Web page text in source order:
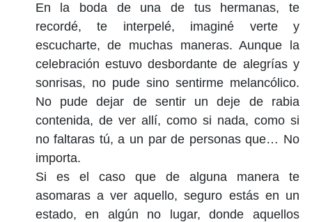
En la boda de una de tus hermanas, te
recordé, te interpelé, imaginé verte y
escucharte, de muchas maneras. Aunque la
celebración estuvo desbordante de alegrías y
sonrisas, no pude sino sentirme melancólico.
No pude dejar de sentir un deje de rabia
contenida, de ver allí, como si nada, como si
no faltaras tú, a un par de personas que… No
importa.
Si es el caso que de alguna manera te
asomaras a ver aquello, seguro estás en un
estado, en algún no lugar, donde aquellos